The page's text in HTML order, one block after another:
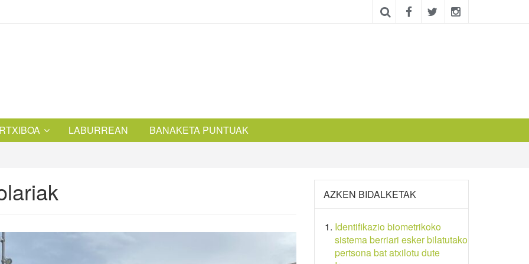
LABURREAN BANAKETA PUNTUAK
AZKEN BIDALKETAK
Identifikazio biometrikoko
sistema berriari esker bilatutako
pertsona bat atxilotu dute